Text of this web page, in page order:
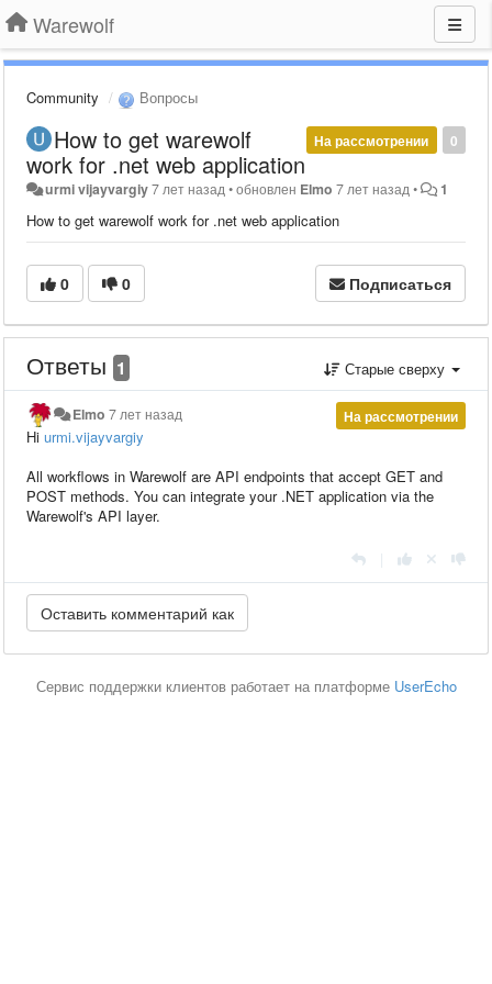
Warewolf
Community Вопросы
0
На рассмотрении
How to get warewolf
work for .net web application
urmi vijayvargiy7 лет назад •обновлен Elmo 7 лет назад • 1
How to get warewolf work for .net web application
0 0 Подписаться
Ответы 1 Старые сверху
На рассмотрении
Elmo 7 лет назад
Hi urmi.vijayvargiy
All workflows in Warewolf are API endpoints that accept GET and
POST methods. You can integrate your .NET application via the
Warewolf's API layer.
Сервис поддержки клиентов работает на платформе UserEcho